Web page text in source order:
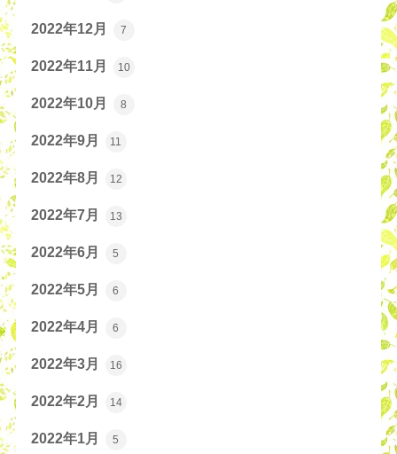
2022年12月 7
2022年11月 10
2022年10月 8
2022年9月 11
2022年8月 12
2022年7月 13
2022年6月 5
2022年5月 6
2022年4月 6
2022年3月 16
2022年2月 14
2022年1月 5